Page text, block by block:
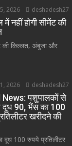
2026 deshadesh27
में नहीं होगी सीमेंट की
की किल्लत, अंबुजा और
2026 deshadesh27
पशुपालकों से
दूध 90, भैंस का 100
खरीदने की
दूध 100 रुपये प्रतिलीटर